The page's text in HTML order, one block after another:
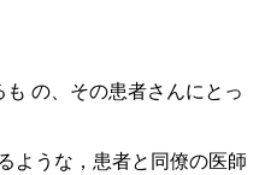
の、その患者さんにとっ
ような，患者と同僚の医師